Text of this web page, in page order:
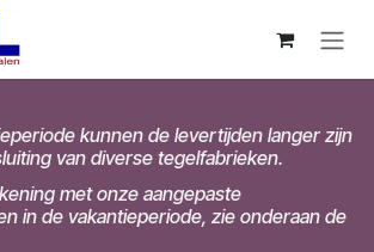
kunnen de levertijden langer zijn
van diverse tegelfabrieken.
met onze aangepaste
in de vakantieperiode, zie onderaan de